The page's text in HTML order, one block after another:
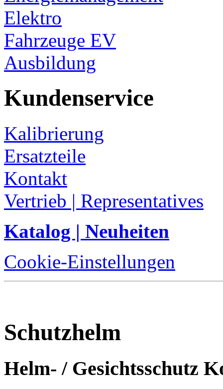
Elektro
Fahrzeuge EV
Ausbildung
Kundenservice
Kalibrierung
Ersatzteile
Kontakt
Vertrieb | Representatives
Katalog | Neuheiten
Cookie-Einstellungen
Schutzhelm
Helm- / Gesichtsschutz